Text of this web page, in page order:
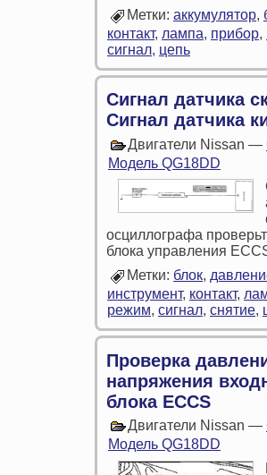
Метки: аккумулятор,
контакт, лампа, прибор,
сигнал, цепь
Сигнал датчика
Сигнал датчика
Двигатели Nissan —
Модель QG18DD
осциллографа
блока управления
Метки: блок,
инструмент, контакт,
режим, сигнал, снятие,
Проверка
напряжения
блока ECCS
Двигатели Nissan —
Модель QG18DD